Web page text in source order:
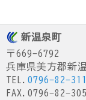
新温泉町
〒669-6792
兵庫県美方郡新
TEL. 0796-82-
FAX.0796-82-